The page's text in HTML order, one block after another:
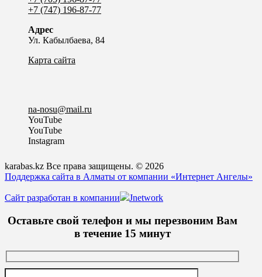
+7 (747) 196-87-77
Адрес
Ул. Кабылбаева, 84
Карта сайта
na-nosu@mail.ru
YouTube
YouTube
Instagram
karabas.kz Все права защищены. © 2026
Поддержка сайта в Алматы от компании «Интернет Ангелы»
Сайт разработан в компании Jnetwork
Оставьте свой телефон и мы перезвоним Вам
в течение 15 минут